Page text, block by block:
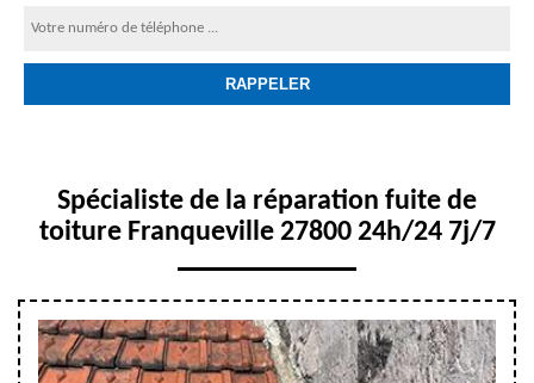
Spécialiste de la réparation fuite de
toiture Franqueville 27800 24h/24 7j/7